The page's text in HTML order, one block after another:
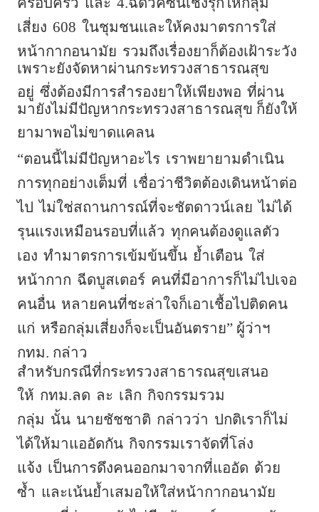
เสี่ยง 608 ในชุมชนและให้คงมาตรการใส่
หน้ากากอนามัย รวมถึงเรื่องยาก็ต้องเฝ้าระวัง
เพราะยังจัดหาผ่านกระทรวงสาธารณสุข
อยู่ ซึ่งต้องมีการสำรองยาให้เพียงพอ ที่ผ่าน
มายังไม่มีปัญหากระทรวงสาธารณสุข ก็ยังให้
ยามาพอไม่ขาดแคลน
“ตอนนี้ไม่มีปัญหาอะไร เราพยายามดำเนิน
การทุกอย่างเต็มที่ เชื่อว่าชีวิตต้องเดินหน้าต่อ
ไป ไม่ใช่สถานการณ์ที่จะชัตดาวน์เลย ไม่ได้
รุนแรงเหมือนรอบที่แล้ว ทุกคนต้องดูแลตัว
เอง ทำมาตรการเข้มข้นขึ้น ย้ำเตือน ใส่
หน้ากาก ฉีดบูสเตอร์ คนที่มีอาการก็ไม่ไปเจอ
คนอื่น หลายคนที่ชะล่าใจก็เอาเชื้อไปติดคน
แก่ หรือกลุ่มเสี่ยงก็จะเป็นอันตราย” ผู้ว่าฯ
กทม. กล่าว
สำหรับกรณีที่กระทรวงสาธารณสุขเสนอ
ให้ กทม.ลด ละ เลิก กิจกรรมรวม
กลุ่ม นั้น นายชัชชาติ กล่าวว่า ปกติเราก็ไม่
ได้ให้มาแออัดกัน กิจกรรมเราจัดที่โล่ง
แจ้ง เป็นการดึงคนออกมาจากที่แออัด ด้วย
ซ้ำ และเน้นย้ำเสมอให้ใส่หน้ากากอนามัย